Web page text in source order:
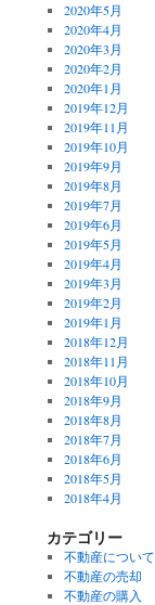
2020年5月
2020年4月
2020年3月
2020年2月
2020年1月
2019年12月
2019年11月
2019年10月
2019年9月
2019年8月
2019年7月
2019年6月
2019年5月
2019年4月
2019年3月
2019年2月
2019年1月
2018年12月
2018年11月
2018年10月
2018年9月
2018年8月
2018年7月
2018年6月
2018年5月
2018年4月
カテゴリー
不動産について
不動産の売却
不動産の購入